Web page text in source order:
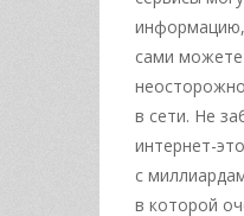
сами
в сети. Не
интернет-это
с
в которой